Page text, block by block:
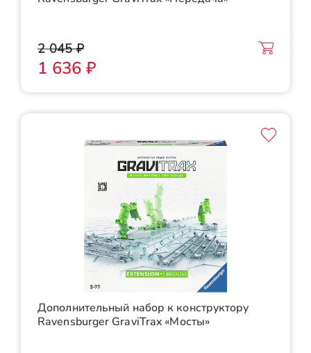
2 045 ₽
1 636 ₽
Дополнительный набор к конструктору
Ravensburger GraviTrax «Мосты»